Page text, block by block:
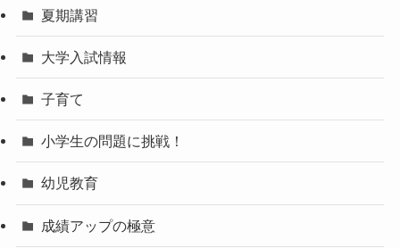
夏期講習
大学入試情報
子育て
小学生の問題に挑戦！
幼児教育
成績アップの極意